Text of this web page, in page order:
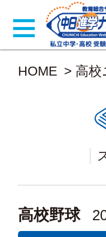
HOME > 高校
高校野球